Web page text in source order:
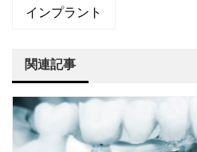
インプラント
関連記事